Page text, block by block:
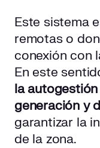
Este sistema
remotas o
conexión con
En este
la
generación y
garantizar la
de la zona.